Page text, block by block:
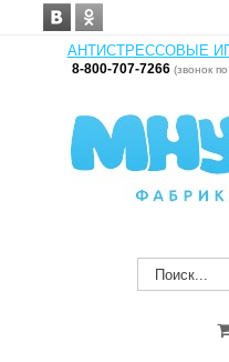
АНТИСТРЕССОВЫЕ
8-800-707-7266 (звонок